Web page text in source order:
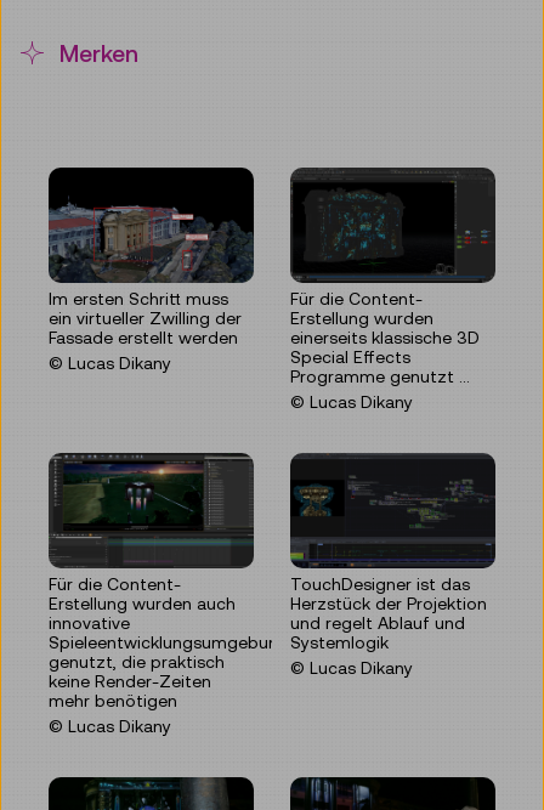
Merken
Im ersten Schritt muss
ein virtueller Zwilling der
Fassade erstellt werden
© Lucas Dikany
Für die Content-
Erstellung wurden
einerseits klassische 3D
Special Effects
Programme genutzt ...
© Lucas Dikany
Für die Content-
Erstellung wurden auch
innovative
Spieleentwicklungsumgebungen
genutzt, die praktisch
keine Render-Zeiten
mehr benötigen
© Lucas Dikany
TouchDesigner ist das
Herzstück der Projektion
und regelt Ablauf und
Systemlogik
© Lucas Dikany